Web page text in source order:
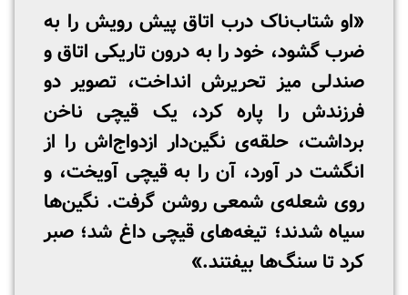
«او شتاب‌ناک درب اتاق پیش رویش را به
ضرب گشود، خود را به درون تاریکی اتاق و
صندلی میز تحریرش انداخت، تصویر دو
فرزندش را پاره کرد، یک قیچی ناخن
برداشت، حلقه‌ی نگین‌دار ازدواج‌اش را از
انگشت در آورد، آن را به قیچی آویخت، و
روی شعله‌ی شمعی روشن گرفت. نگین‌ها
سیاه شدند؛ تیغه‌های قیچی داغ شد؛ صبر
کرد تا سنگ‌ها بیفتند.»